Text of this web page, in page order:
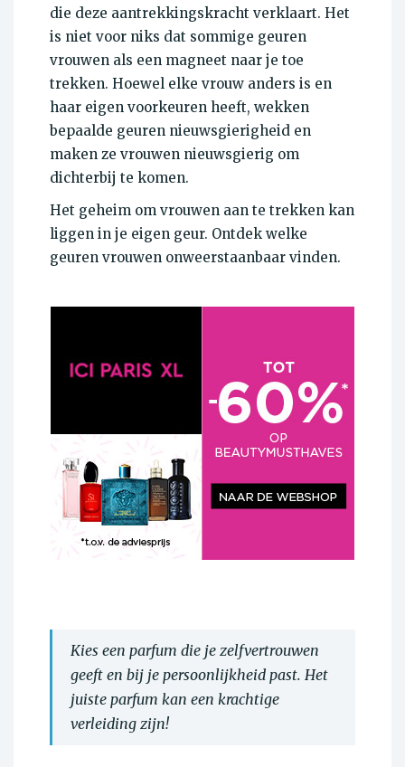
die deze aantrekkingskracht verklaart. Het
is niet voor niks dat sommige geuren
vrouwen als een magneet naar je toe
trekken. Hoewel elke vrouw anders is en
haar eigen voorkeuren heeft, wekken
bepaalde geuren nieuwsgierigheid en
maken ze vrouwen nieuwsgierig om
dichterbij te komen.
Het geheim om vrouwen aan te trekken kan
liggen in je eigen geur. Ontdek welke
geuren vrouwen onweerstaanbaar vinden.
Kies een parfum die je zelfvertrouwen
geeft en bij je persoonlijkheid past. Het
juiste parfum kan een krachtige
verleiding zijn!